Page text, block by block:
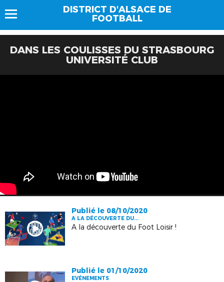
DISTRICT D'ALSACE DE
FOOTBALL
DANS LES COULISSES DU STRASBOURG
UNIVERSITÉ CLUB
Publié le 08/10/2020
A LA DÉCOUVERTE DU...
A la découverte du Foot Loisir !
Publié le 01/10/2020
EVÉNEMENTS